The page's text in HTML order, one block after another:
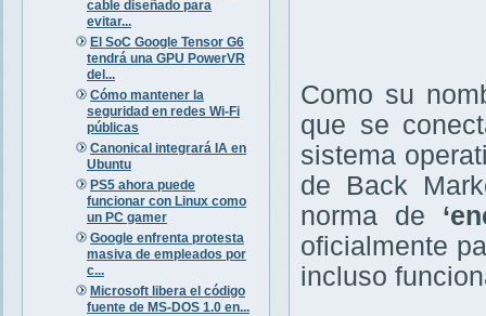
cable diseñado para
evitar...
El SoC Google Tensor G6
tendrá una GPU PowerVR
del...
Cómo mantener la
seguridad en redes Wi-Fi
públicas
Canonical integrará IA en
Ubuntu
PS5 ahora puede
funcionar con Linux como
un PC gamer
Google enfrenta protesta
masiva de empleados por
c...
Microsoft libera el código
fuente de MS-DOS 1.0 en...
Como su
que se
sistema
de Back
norma de
oficialmente
incluso